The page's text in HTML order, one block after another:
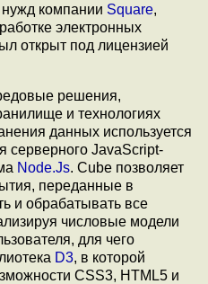
нужд компании Square,
электронных
открыт под лицензией
решения,
и технологиях
данных используется
серверного JavaScript-
Node.Js. Cube позволяет
переданные в
и обрабатывать все
числовые модели
для чего
D3, в которой
CSS3, HTML5 и